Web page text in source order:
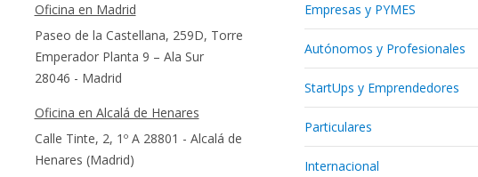
Oficina en Madrid
Paseo de la Castellana, 259D, Torre
Emperador Planta 9 – Ala Sur
28046 - Madrid
Oficina en Alcalá de Henares
Calle Tinte, 2, 1º A 28801 - Alcalá de
Henares (Madrid)
Empresas y PYMES
Autónomos y Profesionales
StartUps y Emprendedores
Particulares
Internacional